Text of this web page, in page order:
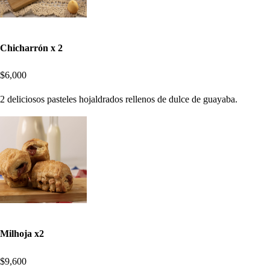
Chicharrón x 2
$6,000
2 deliciosos pasteles hojaldrados rellenos de dulce de guayaba.
Milhoja x2
$9,600